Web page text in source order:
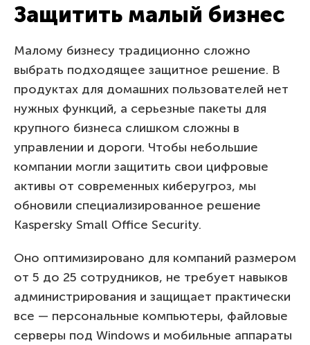
Защитить малый бизнес
Малому бизнесу традиционно сложно
выбрать подходящее защитное решение. В
продуктах для домашних пользователей нет
нужных функций, а серьезные пакеты для
крупного бизнеса слишком сложны в
управлении и дороги. Чтобы небольшие
компании могли защитить свои цифровые
активы от современных киберугроз, мы
обновили специализированное решение
Kaspersky Small Office Security.
Оно оптимизировано для компаний размером
от 5 до 25 сотрудников, не требует навыков
администрирования и защищает практически
все — персональные компьютеры, файловые
серверы под Windows и мобильные аппараты